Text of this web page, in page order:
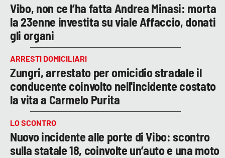
Vibo, non ce l’ha fatta Andrea Minasi: morta
la 23enne investita su viale Affaccio, donati
gli organi
ARRESTI DOMICILIARI
Zungri, arrestato per omicidio stradale il
conducente coinvolto nell'incidente costato
la vita a Carmelo Purita
LO SCONTRO
Nuovo incidente alle porte di Vibo: scontro
sulla statale 18, coinvolte un’auto e una moto